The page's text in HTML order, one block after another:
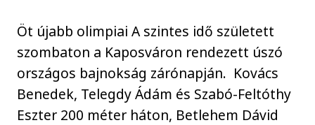
Öt újabb olimpiai A szintes idő született
szombaton a Kaposváron rendezett úszó
országos bajnokság zárónapján. Kovács
Benedek, Telegdy Ádám és Szabó-Feltóthy
Eszter 200 méter háton, Betlehem Dávid